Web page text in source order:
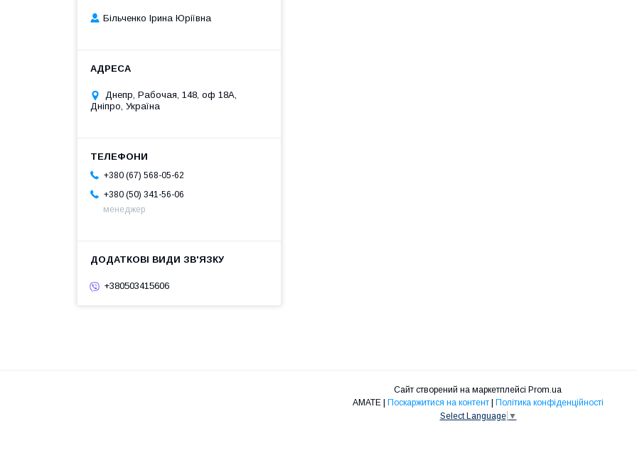
Більченко Ірина Юріївна
Днепр, Рабочая, 148, оф 18А,
Дніпро, Україна
+380 (67) 568-05-62
+380 (50) 341-56-06
менеджер
+380503415606
Сайт створений на маркетплейсі Prom.ua
АМАТЕ | Поскаржитися на контент | Політика конфіденційності
Select Language ▼